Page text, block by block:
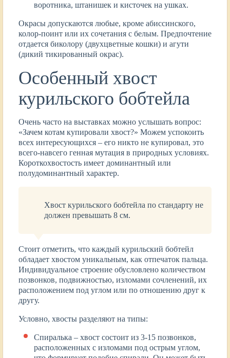
воротника, штанишек и кисточек на ушках.
Окрасы допускаются любые, кроме абиссинского,
колор-поинт или их сочетания с белым. Предпочтение
отдается биколору (двухцветные кошки) и агути
(дикий тикированный окрас).
Особенный хвост
курильского бобтейла
Очень часто на выставках можно услышать вопрос:
«Зачем котам купировали хвост?» Можем успокоить
всех интересующихся – его никто не купировал, это
всего-навсего генная мутация в природных условиях.
Короткохвостость имеет доминантный или
полудоминантный характер.
Хвост курильского бобтейла по стандарту не
должен превышать 8 см.
Стоит отметить, что каждый курильский бобтейл
обладает хвостом уникальным, как отпечаток пальца.
Индивидуальное строение обусловлено количеством
позвонков, подвижностью, изломами сочленений, их
расположением под углом или по отношению друг к
другу.
Условно, хвосты разделяют на типы:
Спиралька – хвост состоит из 3-15 позвонков,
расположенных с изломами под острым углом,